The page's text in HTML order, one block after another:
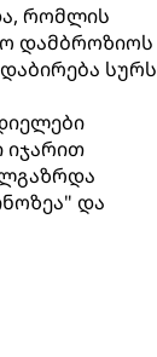
რომლის
დამბროზიოს
სურს
იჯარით
და